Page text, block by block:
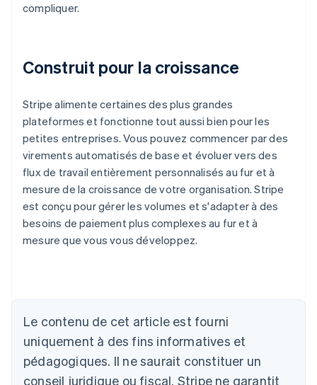
compliquer.
Construit pour la croissance
Stripe alimente certaines des plus grandes
plateformes et fonctionne tout aussi bien pour les
petites entreprises. Vous pouvez commencer par des
virements automatisés de base et évoluer vers des
flux de travail entièrement personnalisés au fur et à
mesure de la croissance de votre organisation. Stripe
est conçu pour gérer les volumes et s'adapter à des
besoins de paiement plus complexes au fur et à
mesure que vous vous développez.
Le contenu de cet article est fourni
uniquement à des fins informatives et
pédagogiques. Il ne saurait constituer un
conseil juridique ou fiscal. Stripe ne garantit
DeutschEnglish
Australie
English
Autriche
DeutschEnglish